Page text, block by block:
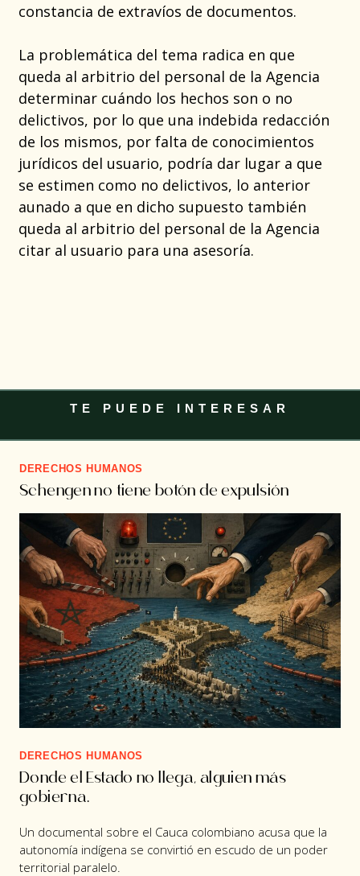
constancia de extravíos de documentos.
La problemática del tema radica en que
queda al arbitrio del personal de la Agencia
determinar cuándo los hechos son o no
delictivos, por lo que una indebida redacción
de los mismos, por falta de conocimientos
jurídicos del usuario, podría dar lugar a que
se estimen como no delictivos, lo anterior
aunado a que en dicho supuesto también
queda al arbitrio del personal de la Agencia
citar al usuario para una asesoría.
TE PUEDE INTERESAR
DERECHOS HUMANOS
Schengen no tiene botón de expulsión
DERECHOS HUMANOS
Donde el Estado no llega, alguien más
gobierna.
Un documental sobre el Cauca colombiano acusa que la
autonomía indígena se convirtió en escudo de un poder
territorial paralelo.